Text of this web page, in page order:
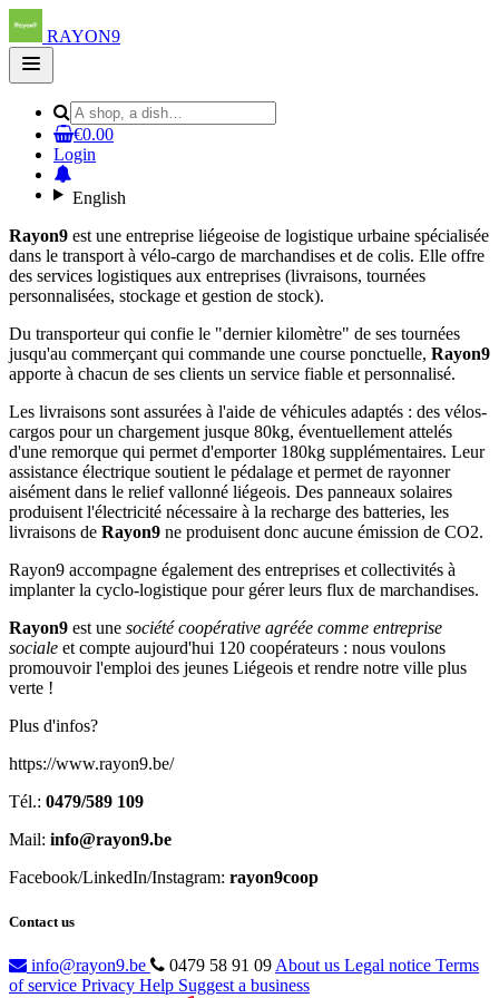
RAYON9
Open
main
€0.00
Login
English
Rayon9 est une entreprise liégeoise de logistique urbaine spécialisée
dans le transport à vélo-cargo de marchandises et de colis. Elle offre
des services logistiques aux entreprises (livraisons, tournées
personnalisées, stockage et gestion de stock).
Du transporteur qui confie le "dernier kilomètre" de ses tournées
jusqu'au commerçant qui commande une course ponctuelle, Rayon9
apporte à chacun de ses clients un service fiable et personnalisé.
Les livraisons sont assurées à l'aide de véhicules adaptés : des vélos-
cargos pour un chargement jusque 80kg, éventuellement attelés
d'une remorque qui permet d'emporter 180kg supplémentaires. Leur
assistance électrique soutient le pédalage et permet de rayonner
aisément dans le relief vallonné liégeois. Des panneaux solaires
produisent l'électricité nécessaire à la recharge des batteries, les
livraisons de Rayon9 ne produisent donc aucune émission de CO2.
Rayon9 accompagne également des entreprises et collectivités à
implanter la cyclo-logistique pour gérer leurs flux de marchandises.
Rayon9 est une société coopérative agréée comme entreprise
sociale et compte aujourd'hui 120 coopérateurs : nous voulons
promouvoir l'emploi des jeunes Liégeois et rendre notre ville plus
verte !
Plus d'infos?
https://www.rayon9.be/
Tél.: 0479/589 109
Mail: info@rayon9.be
Facebook/LinkedIn/Instagram: rayon9coop
Contact us
info@rayon9.be 0479 58 91 09 About us Legal notice Terms
of service Privacy Help Suggest a business